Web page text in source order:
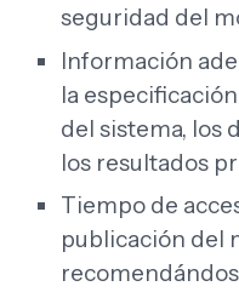
seguridad del
Información
la
del sistema, los
los resultados
Tiempo de
publicación del